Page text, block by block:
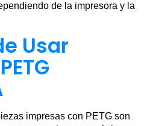
de la impresora y la
Usar
impresas con PETG son